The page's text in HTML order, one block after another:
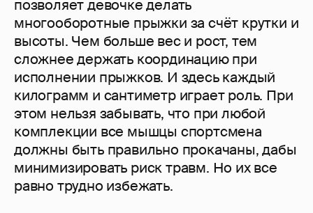
позволяет девочке делать
многооборотные прыжки за счёт крутки и
высоты. Чем больше вес и рост, тем
сложнее держать координацию при
исполнении прыжков. И здесь каждый
килограмм и сантиметр играет роль. При
этом нельзя забывать, что при любой
комплекции все мышцы спортсмена
должны быть правильно прокачаны, дабы
минимизировать риск травм. Но их все
равно трудно избежать.